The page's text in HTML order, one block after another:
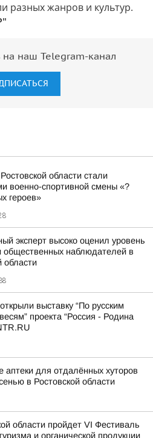
разных жанров и культур.
на наш Telegram-канал
области стали
военно-спортивной смены «?
героев»
эксперт высоко оценил уровень
общественных наблюдателей в
области
выставку “По русским
проекта “Россия - Родина
аптеки для отдалённых хуторов
в Ростовской области
области пройдет VI Фестиваль
и органической продукции